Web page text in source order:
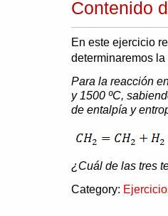
Contenido
En este ejercicio
determinaremos
Para la reacción
y 1500 ºC,
de entalpía y
¿Cuál de las tres
Category: